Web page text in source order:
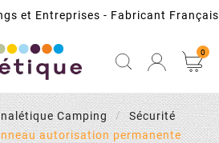
et Entreprises - Fabricant Français
0
Camping
Sécurité
autorisation permanente